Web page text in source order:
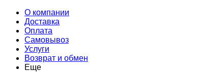
О компании
Доставка
Оплата
Самовывоз
Услуги
Возврат и обмен
Еще